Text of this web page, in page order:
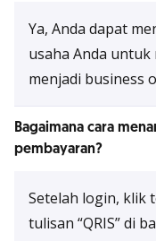
Ya, Anda dapat
usaha Anda
menjadi business
Bagaimana cara
pembayaran?
Setelah login, klik
tulisan “QRIS” di